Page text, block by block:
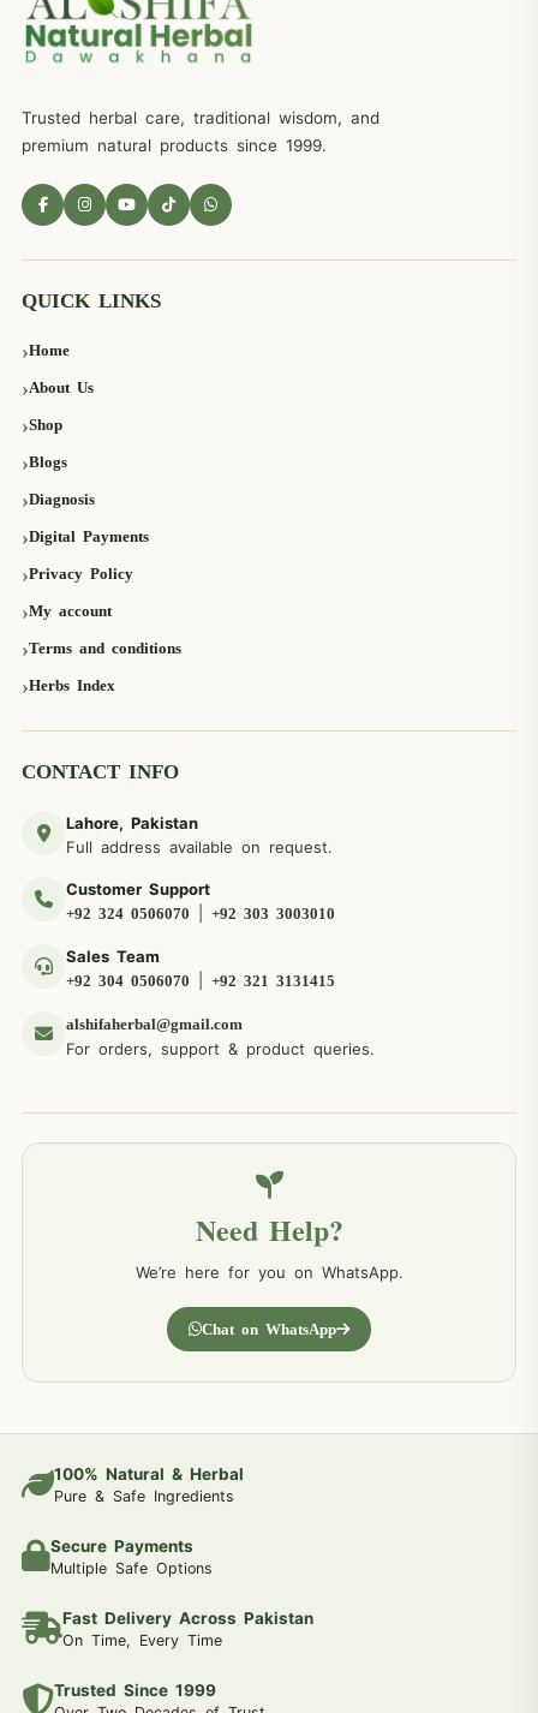
Trusted herbal care, traditional wisdom, and
premium natural products since 1999.
QUICK LINKS
Home
About Us
Shop
Blogs
Diagnosis
Digital Payments
Privacy Policy
My account
Terms and conditions
Herbs Index
CONTACT INFO
Lahore, Pakistan
Full address available on request.
Customer Support
+92 324 0506070 +92 303 3003010
Sales Team
+92 304 0506070 +92 321 3131415
alshifaherbal@gmail.com
For orders, support & product queries.
Need Help?
We’re here for you on WhatsApp.
Chat on WhatsApp
100% Natural & Herbal
Pure & Safe Ingredients
Secure Payments
Multiple Safe Options
Fast Delivery Across Pakistan
On Time, Every Time
Trusted Since 1999